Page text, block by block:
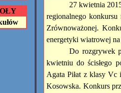
27 kwietnia
regionalnego
Zrównoważonej.
energetyki wiatrowej
Do rozgrywek
kwietniu do ścisłego
Agata Piłat z klasy
Kosowska. Konkurs